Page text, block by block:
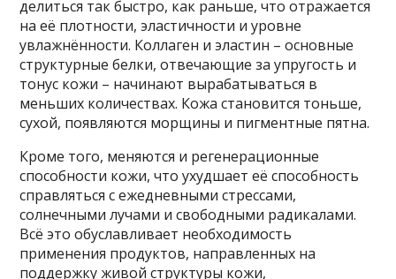
делиться так быстро, как раньше, что отражается
на её плотности, эластичности и уровне
увлажнённости. Коллаген и эластин – основные
структурные белки, отвечающие за упругость и
тонус кожи – начинают вырабатываться в
меньших количествах. Кожа становится тоньше,
сухой, появляются морщины и пигментные пятна.
Кроме того, меняются и регенерационные
способности кожи, что ухудшает её способность
справляться с ежедневными стрессами,
солнечными лучами и свободными радикалами.
Всё это обуславливает необходимость
применения продуктов, направленных на
поддержку живой структуры кожи,